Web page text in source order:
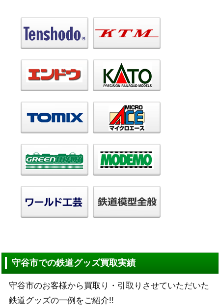
守谷市での鉄道グッズ買取実績
守谷市のお客様から買取り・引取りさせていただいた
鉄道グッズの一例をご紹介!!